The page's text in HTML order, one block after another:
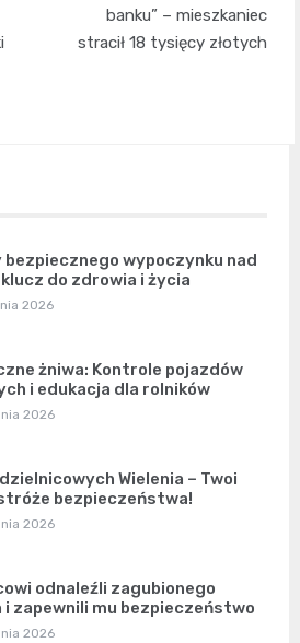
banku” – mieszkaniec
stracił 18 tysięcy złotych
bezpiecznego wypoczynku nad
do zdrowia i życia
2026
żniwa: Kontrole pojazdów
i edukacja dla rolników
2026
Wielenia – Twoi
bezpieczeństwa!
2026
odnaleźli zagubionego
i zapewnili mu bezpieczeństwo
2026